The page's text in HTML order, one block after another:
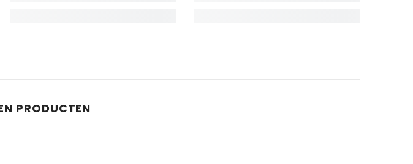
PRODUCTEN